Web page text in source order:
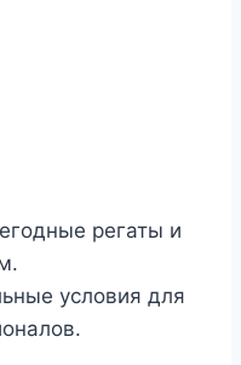
регаты и
условия для